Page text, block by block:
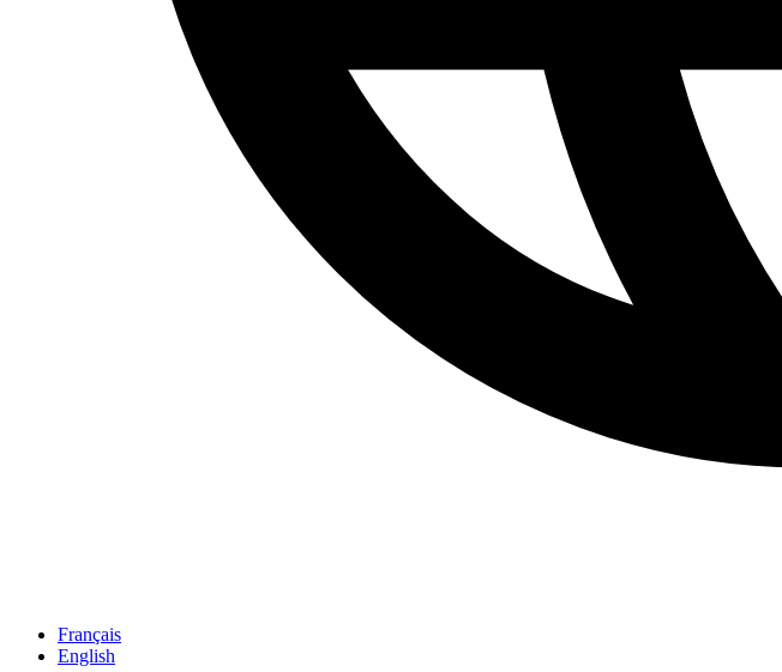
Français
English